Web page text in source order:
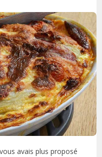
avais plus proposé